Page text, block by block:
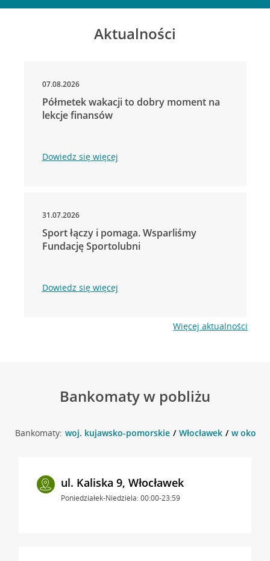
Aktualności
07.08.2026
Półmetek wakacji to dobry moment na
lekcje finansów
Dowiedz się więcej
31.07.2026
Sport łączy i pomaga. Wsparliśmy
Fundację Sportolubni
Dowiedz się więcej
Więcej aktualności
Bankomaty w pobliżu
Bankomaty: woj. kujawsko-pomorskie Włocławek w okolicy
ul. Kaliska 9, Włocławek
Poniedziałek-Niedziela: 00:00-23:59